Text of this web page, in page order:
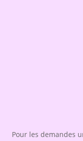
Pour les demandes